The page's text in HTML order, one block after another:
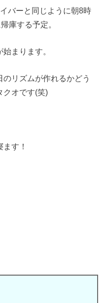
バーと同じように朝8時
庫する予定。
まります。
リズムが作れるかどう
クオです(笑)
す！